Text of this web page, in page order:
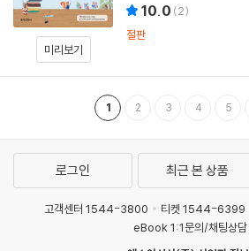
미리보기
10.0 (2)
절판
1 2 3 4 5
로그인 최근 본 상품
고객센터 1544-3800 티켓 1544-6399
eBook 1:1문의/채팅상담